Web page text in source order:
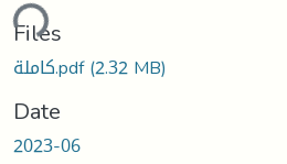
Files
كاملة.pdf(2.32 MB)
Date
2023-06